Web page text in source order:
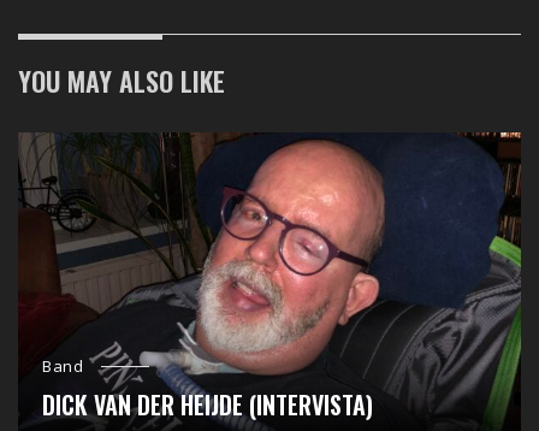
YOU MAY ALSO LIKE
Band
DICK VAN DER HEIJDE (INTERVISTA)